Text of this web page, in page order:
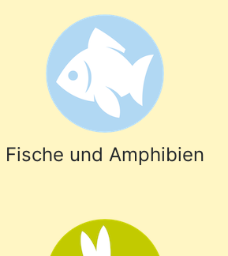
Fische und Amphibien